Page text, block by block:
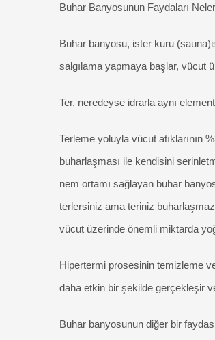
Buhar Banyosunun Faydaları
Buhar banyosu, ister kuru
salgılama yapmaya başlar, vücut
Ter, neredeyse idrarla aynı
Terleme yoluyla vücut atıklarının
buharlaşması ile kendisini
nem ortamı sağlayan buhar
terlersiniz ama teriniz
vücut üzerinde önemli miktarda
Hipertermi prosesinin temizleme
daha etkin bir şekilde gerçekleşir
Buhar banyosunun diğer bir